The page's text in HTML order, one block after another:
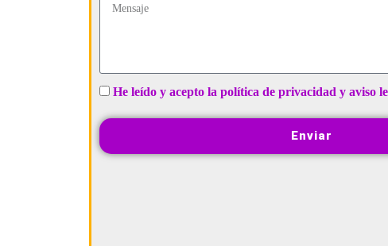
He leído y acepto la política de privacidad y aviso
Enviar